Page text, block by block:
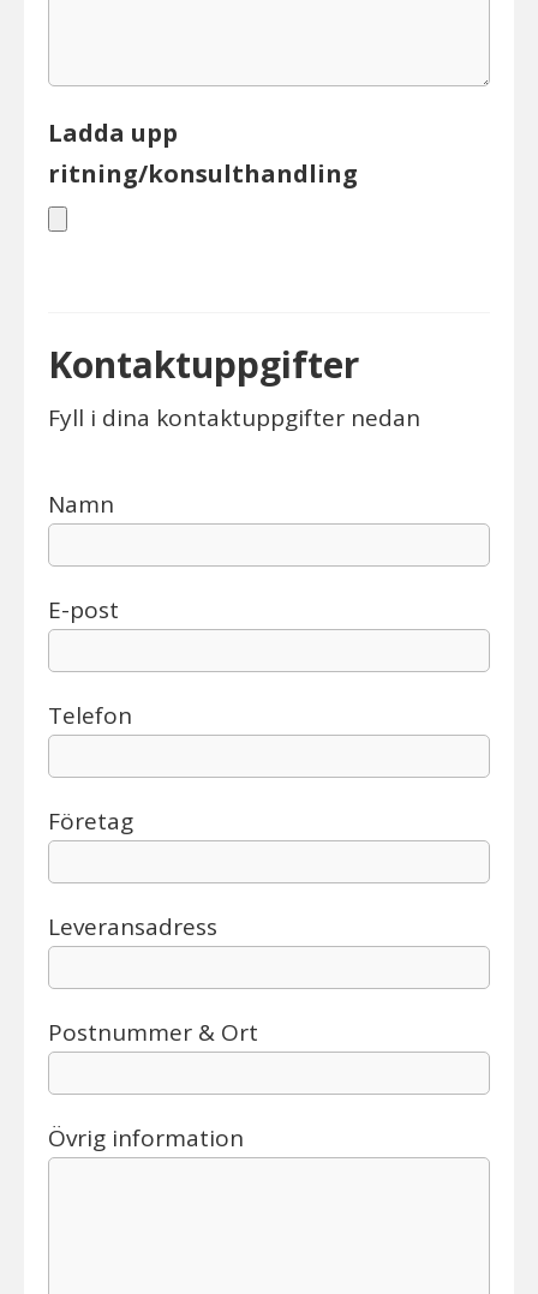
Ladda upp
ritning/konsulthandling
Kontaktuppgifter
Fyll i dina kontaktuppgifter nedan
Namn
E-post
Telefon
Företag
Leveransadress
Postnummer & Ort
Övrig information